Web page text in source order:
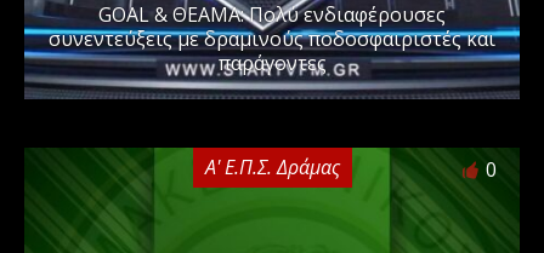
GOAL & ΘΕΑΜΑ: Πολύ ενδιαφέρουσες
συνεντεύξεις με δραμινούς ποδοσφαιριστές και
παράγοντες
Α' Ε.Π.Σ. Δράμας 0